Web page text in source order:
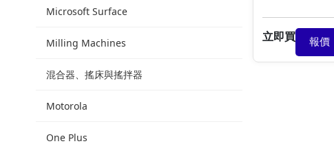
Microsoft Surface
Milling Machines
混合器、搖床與搖拌器
Motorola
One Plus
立即買 報價